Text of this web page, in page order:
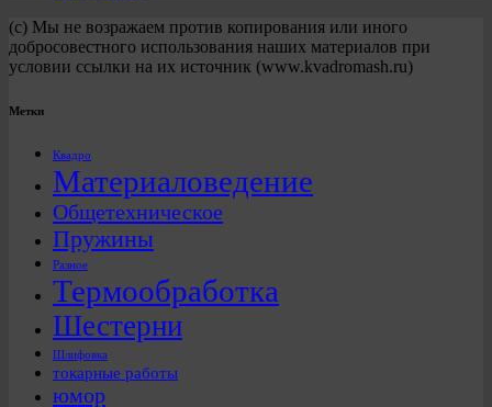
(с) Мы не возражаем против копирования или иного
добросовестного использования наших материалов при
условии ссылки на их источник (www.kvadromash.ru)
Метки
Квадро
Материаловедение
Общетехническое
Пружины
Разное
Термообработка
Шестерни
Шлифовка
токарные работы
юмор